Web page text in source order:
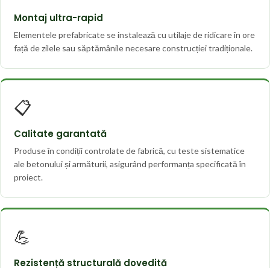
Montaj ultra-rapid
Elementele prefabricate se instalează cu utilaje de ridicare în ore
față de zilele sau săptămânile necesare construcției tradiționale.
📋
Calitate garantată
Produse în condiții controlate de fabrică, cu teste sistematice
ale betonului și armăturii, asigurând performanța specificată în
proiect.
💪
Rezistență structurală dovedită